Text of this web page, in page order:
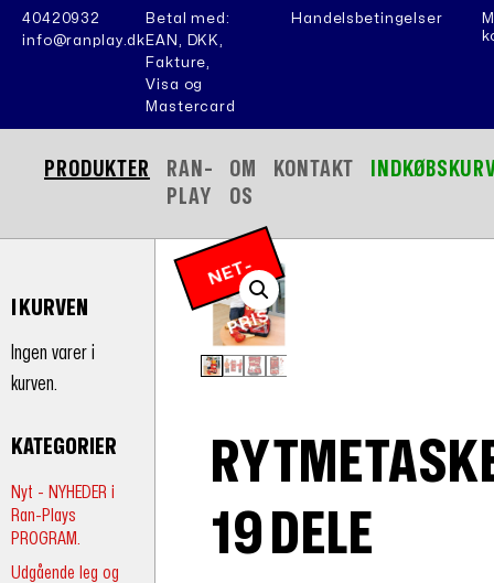
40420932
info@ranplay.dk
Betal med:
EAN, DKK,
Fakture,
Visa og
Mastercard
Handelsbetingelser
PRODUKTER
RAN-
PLAY
OM
OS
KONTAKT
I KURVEN
Ingen varer i
kurven.
KATEGORIER
Nyt - NYHEDER i
Ran-Plays
PROGRAM.
Udgående leg og
N
E
T
-
P
RI
S
19 DELE